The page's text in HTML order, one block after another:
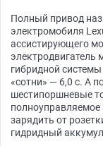
Полный привод
электромобиля
ассистирующего
электродвигатель
гибридной
«сотни» — 6,0 с. А
шестипоршневые
полноуправляемое
зарядить от
гидридный